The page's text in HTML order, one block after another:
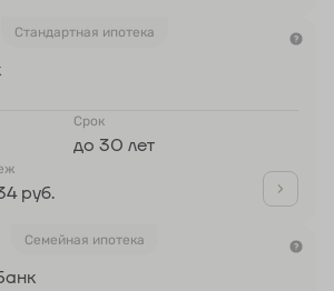
Стандартная ипотека
Срок
до 30 лет
руб.
Семейная ипотека